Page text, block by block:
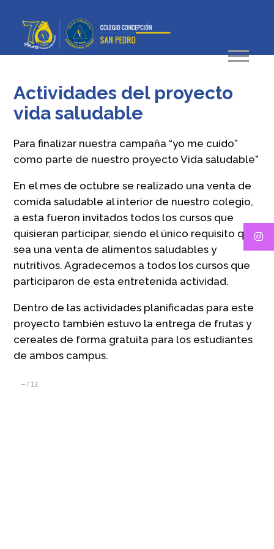
Actividades del proyecto
vida saludable
Para finalizar nuestra campaña “yo me cuido”
como parte de nuestro proyecto Vida saludable”
En el mes de octubre se realizado una venta de
comida saludable al interior de nuestro colegio,
a esta fueron invitados todos los cursos que
quisieran participar, siendo el único requisito que
sea una venta de alimentos saludables y
nutritivos. Agradecemos a todos los cursos que
participaron de esta entretenida actividad.
Dentro de las actividades planificadas para este
proyecto también estuvo la entrega de frutas y
cereales de forma gratuita para los estudiantes
de ambos campus.
– / 12